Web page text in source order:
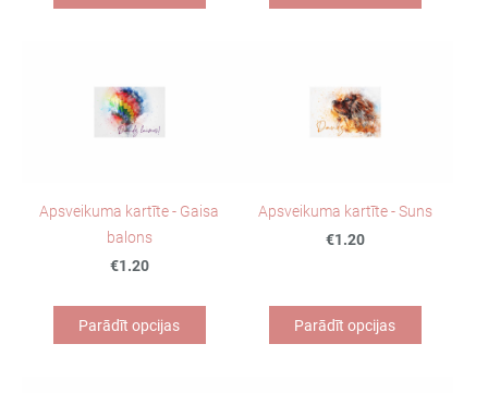
Apsveikuma kartīte - Gaisa
balons
€1.20
Parādīt opcijas
Apsveikuma kartīte - Suns
€1.20
Parādīt opcijas